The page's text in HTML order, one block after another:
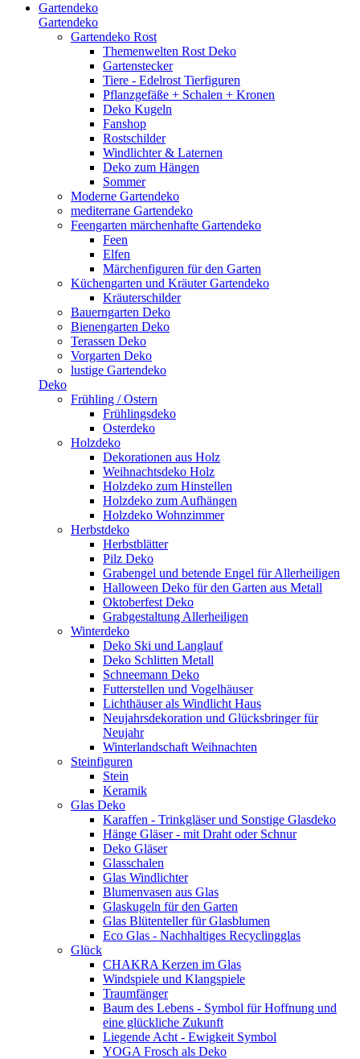
Gartendeko
Gartendeko
Gartendeko Rost
Themenwelten Rost Deko
Gartenstecker
Tiere - Edelrost Tierfiguren
Pflanzgefäße + Schalen + Kronen
Deko Kugeln
Fanshop
Rostschilder
Windlichter & Laternen
Deko zum Hängen
Sommer
Moderne Gartendeko
mediterrane Gartendeko
Feengarten märchenhafte Gartendeko
Feen
Elfen
Märchenfiguren für den Garten
Küchengarten und Kräuter Gartendeko
Kräuterschilder
Bauerngarten Deko
Bienengarten Deko
Terassen Deko
Vorgarten Deko
lustige Gartendeko
Deko
Frühling / Ostern
Frühlingsdeko
Osterdeko
Holzdeko
Dekorationen aus Holz
Weihnachtsdeko Holz
Holzdeko zum Hinstellen
Holzdeko zum Aufhängen
Holzdeko Wohnzimmer
Herbstdeko
Herbstblätter
Pilz Deko
Grabengel und betende Engel für Allerheiligen
Halloween Deko für den Garten aus Metall
Oktoberfest Deko
Grabgestaltung Allerheiligen
Winterdeko
Deko Ski und Langlauf
Deko Schlitten Metall
Schneemann Deko
Futterstellen und Vogelhäuser
Lichthäuser als Windlicht Haus
Neujahrsdekoration und Glücksbringer für
Neujahr
Winterlandschaft Weihnachten
Steinfiguren
Stein
Keramik
Glas Deko
Karaffen - Trinkgläser und Sonstige Glasdeko
Hänge Gläser - mit Draht oder Schnur
Deko Gläser
Glasschalen
Glas Windlichter
Blumenvasen aus Glas
Glaskugeln für den Garten
Glas Blütenteller für Glasblumen
Eco Glas - Nachhaltiges Recyclingglas
Glück
CHAKRA Kerzen im Glas
Windspiele und Klangspiele
Traumfänger
Baum des Lebens - Symbol für Hoffnung und
eine glückliche Zukunft
Liegende Acht - Ewigkeit Symbol
YOGA Frosch als Deko